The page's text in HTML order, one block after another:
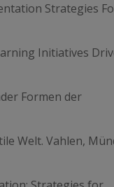
Strategies
Initiatives
Formen der
Welt. Vahlen,